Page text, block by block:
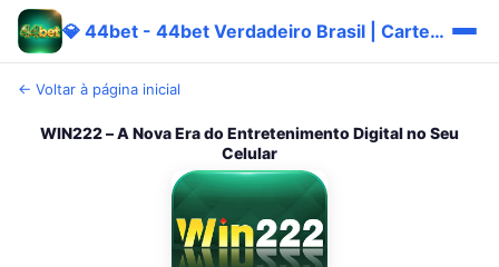
💎 44bet - 44bet Verdadeiro Brasil | Carteira Grátis
← Voltar à página inicial
WIN222 – A Nova Era do Entretenimento Digital no Seu
Celular